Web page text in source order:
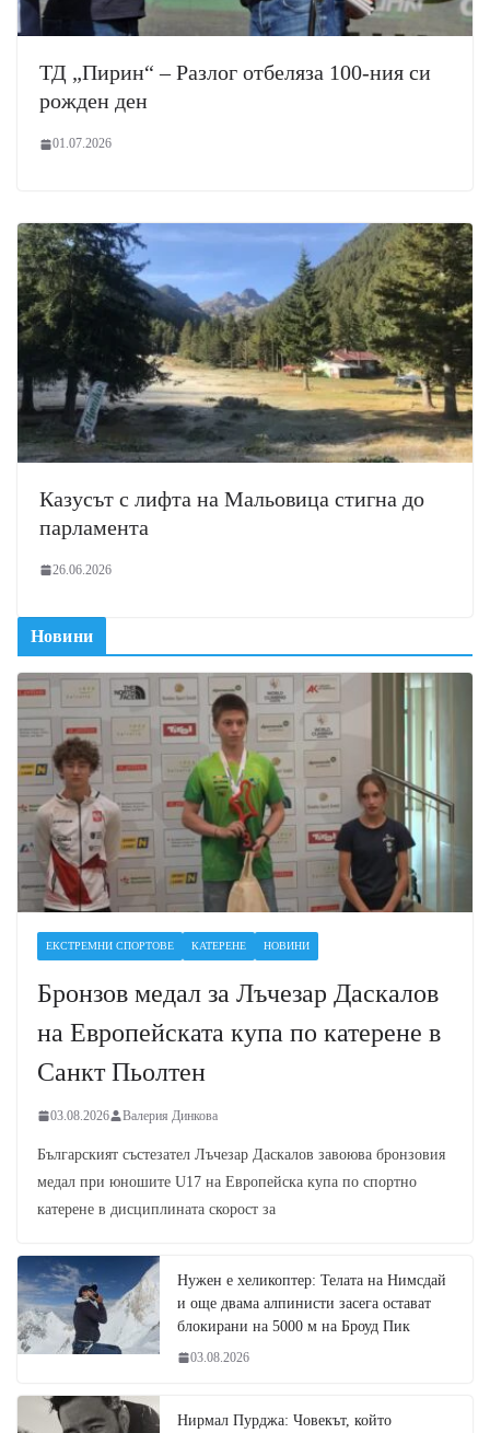
ТД „Пирин“ – Разлог отбеляза 100-ния си
рожден ден
01.07.2026
Казусът с лифта на Мальовица стигна до
парламента
26.06.2026
Новини
ЕКСТРЕМНИ СПОРТОВЕ КАТЕРЕНЕ НОВИНИ
Бронзов медал за Лъчезар Даскалов
на Европейската купа по катерене в
Санкт Пьолтен
03.08.2026 Валерия Динкова
Българският състезател Лъчезар Даскалов завоюва бронзовия
медал при юношите U17 на Европейска купа по спортно
катерене в дисциплината скорост за
Нужен е хеликоптер: Телата на Нимсдай
и още двама алпинисти засега остават
блокирани на 5000 м на Броуд Пик
03.08.2026
Нирмал Пурджа: Човекът, който